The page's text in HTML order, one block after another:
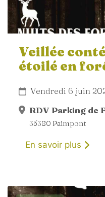
Veillée
étoilé en
Vendredi 6 juin
RDV Parking de
35380 Paimpont
En savoir plus